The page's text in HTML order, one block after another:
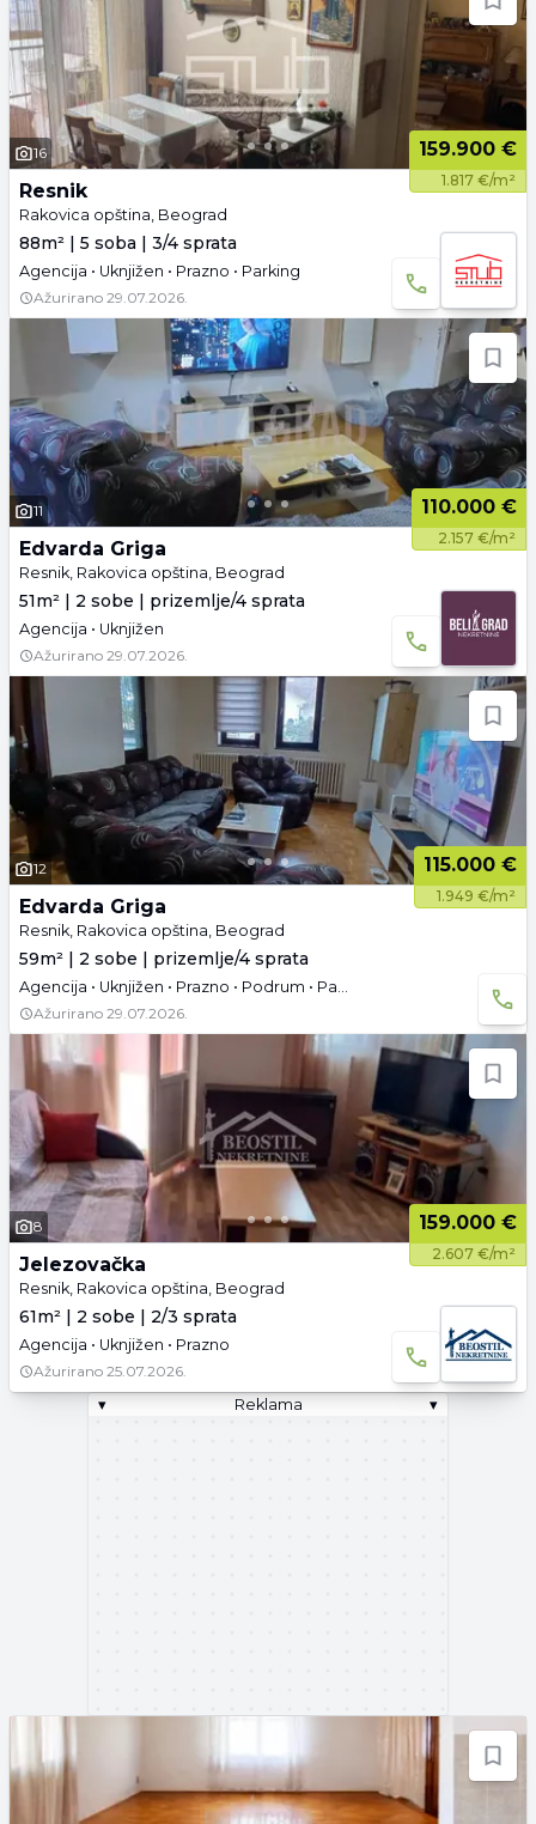
16 159.900 €
1.817 €/m²
Resnik
Rakovica opština, Beograd
88m² | 5 soba | 3/4 sprata
Agencija • Uknjižen • Prazno • Parking
Ažurirano 29.07.2026.
11 110.000 €
2.157 €/m²
Edvarda Griga
Resnik, Rakovica opština, Beograd
51m² | 2 sobe | prizemlje/4 sprata
Agencija • Uknjižen
Ažurirano 29.07.2026.
12 115.000 €
1.949 €/m²
Edvarda Griga
Resnik, Rakovica opština, Beograd
59m² | 2 sobe | prizemlje/4 sprata
Agencija • Uknjižen • Prazno • Podrum • Parking
Ažurirano 29.07.2026.
8 159.000 €
2.607 €/m²
Jelezovačka
Resnik, Rakovica opština, Beograd
61m² | 2 sobe | 2/3 sprata
Agencija • Uknjižen • Prazno
Ažurirano 25.07.2026.
▾
Reklama ▾